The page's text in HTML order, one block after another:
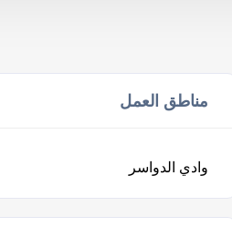
مناطق العمل
وادي الدواسر